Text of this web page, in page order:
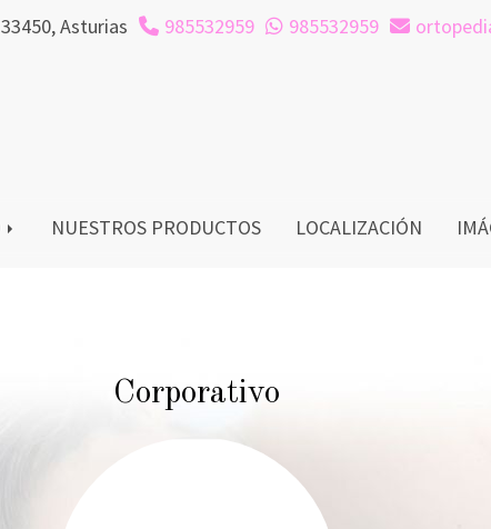
33450,Asturias 985532959 985532959
NUESTROS PRODUCTOS LOCALIZACIÓN
Corporativo